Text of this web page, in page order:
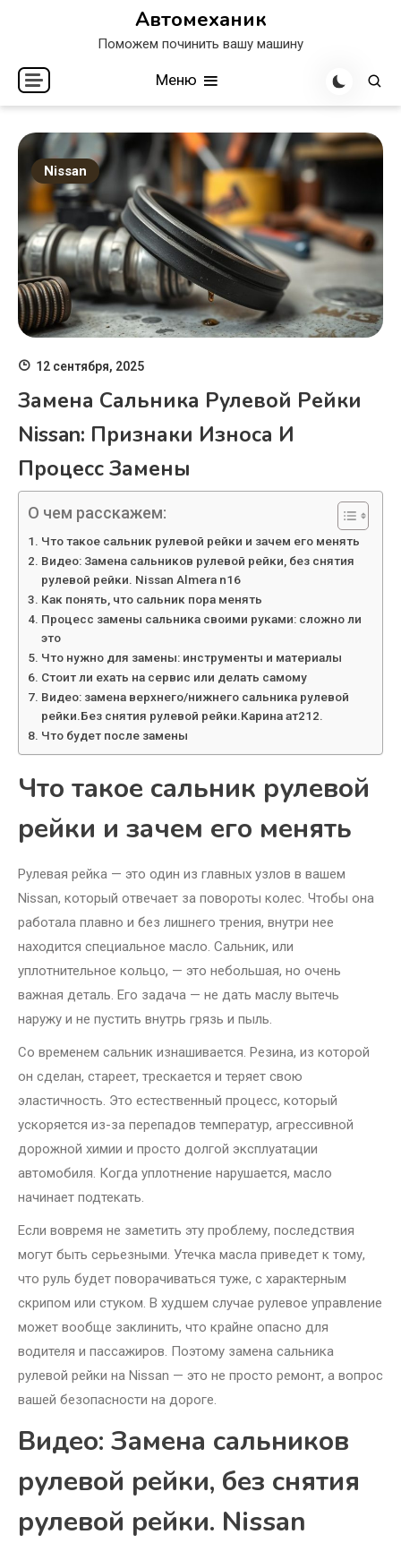
Автомеханик
Поможем починить вашу машину
Меню
Nissan
12 сентября, 2025
Замена Сальника Рулевой Рейки
Nissan: Признаки Износа И
Процесс Замены
О чем расскажем:
Что такое сальник рулевой рейки и зачем его менять
Видео: Замена сальников рулевой рейки, без снятия
рулевой рейки. Nissan Almera n16
Как понять, что сальник пора менять
Процесс замены сальника своими руками: сложно ли
это
Что нужно для замены: инструменты и материалы
Стоит ли ехать на сервис или делать самому
Видео: замена верхнего/нижнего сальника рулевой
рейки.Без снятия рулевой рейки.Карина ат212.
Что будет после замены
Что такое сальник рулевой
рейки и зачем его менять
Рулевая рейка — это один из главных узлов в вашем
Nissan, который отвечает за повороты колес. Чтобы она
работала плавно и без лишнего трения, внутри нее
находится специальное масло. Сальник, или
уплотнительное кольцо, — это небольшая, но очень
важная деталь. Его задача — не дать маслу вытечь
наружу и не пустить внутрь грязь и пыль.
Со временем сальник изнашивается. Резина, из которой
он сделан, стареет, трескается и теряет свою
эластичность. Это естественный процесс, который
ускоряется из-за перепадов температур, агрессивной
дорожной химии и просто долгой эксплуатации
автомобиля. Когда уплотнение нарушается, масло
начинает подтекать.
Если вовремя не заметить эту проблему, последствия
могут быть серьезными. Утечка масла приведет к тому,
что руль будет поворачиваться туже, с характерным
скрипом или стуком. В худшем случае рулевое управление
может вообще заклинить, что крайне опасно для
водителя и пассажиров. Поэтому замена сальника
рулевой рейки на Nissan — это не просто ремонт, а вопрос
вашей безопасности на дороге.
Видео: Замена сальников
рулевой рейки, без снятия
рулевой рейки. Nissan